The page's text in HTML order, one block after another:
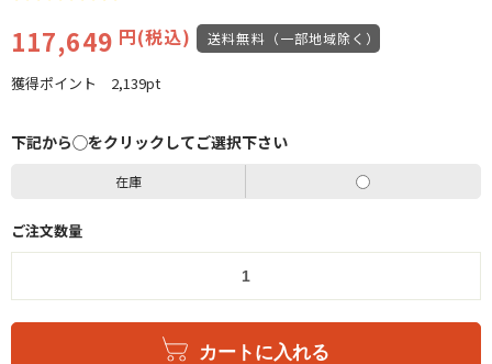
rating
117,649 円(税込) 送料無料（一部地域除く）
獲得ポイント 2,139pt
下記から◯をクリックしてご選択下さい
在庫
ご注文数量
カートに入れる